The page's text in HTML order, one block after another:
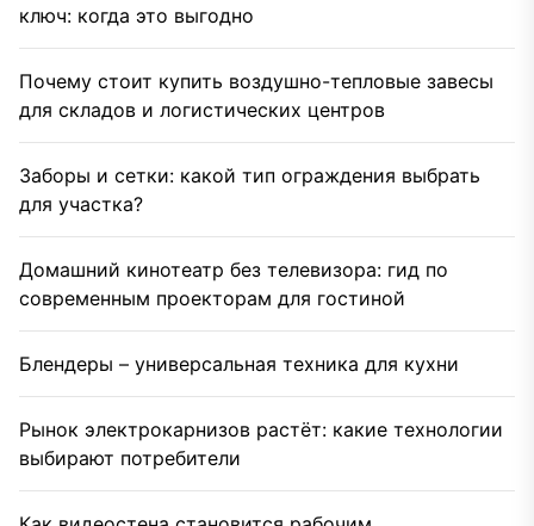
ключ: когда это выгодно
Почему стоит купить воздушно-тепловые завесы
для складов и логистических центров
Заборы и сетки: какой тип ограждения выбрать
для участка?
Домашний кинотеатр без телевизора: гид по
современным проекторам для гостиной
Блендеры – универсальная техника для кухни
Рынок электрокарнизов растёт: какие технологии
выбирают потребители